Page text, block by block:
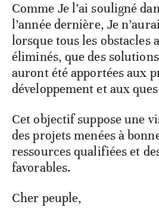
Comme Je l’ai souligné
l’année dernière, Je
lorsque tous les obstacles
éliminés, que des
auront été apportées aux
développement et aux
Cet objectif suppose une
des projets menées à
ressources qualifiées et
favorables.
Cher peuple,